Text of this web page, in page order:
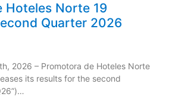
Hoteles Norte 19
Quarter 2026
2026 – Promotora de Hoteles Norte
its results for the second